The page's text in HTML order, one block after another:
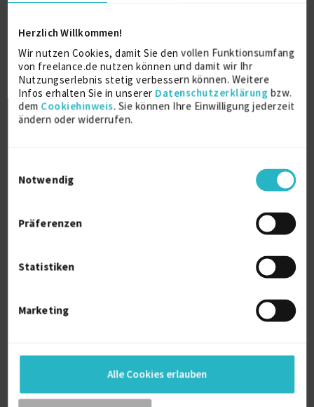
Herzlich Willkommen!
Wir nutzen Cookies, damit Sie den vollen Funktionsumfang
von freelance.de nutzen können und damit wir Ihr
Nutzungserlebnis stetig verbessern können. Weitere
Infos erhalten Sie in unserer Datenschutzerklärung bzw.
dem Cookiehinweis. Sie können Ihre Einwilligung jederzeit
ändern oder widerrufen.
Notwendig
Präferenzen
Statistiken
Marketing
Alle Cookies erlauben
Anschluss werden Übersetzungstätigkeiten auch für
die japanische Sprache möglich sein.
Persönliche Daten
Sprache
Reisebereitschaft
auf Anfrage
unbedingt
2454
Berufserfahrung